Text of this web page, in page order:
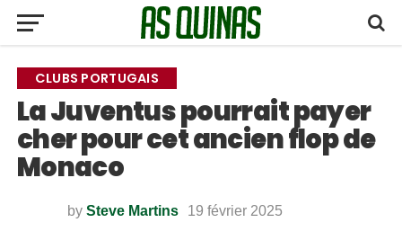
CLUBS PORTUGAIS
La Juventus pourrait payer
cher pour cet ancien flop de
Monaco
by Steve Martins 19 février 2025